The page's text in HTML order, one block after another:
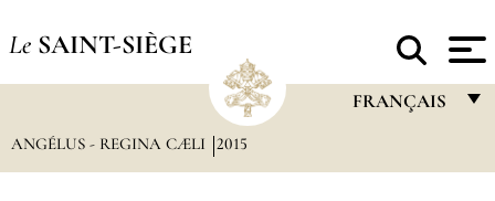
Le SAINT-SIÈGE
FRANÇAIS
ANGÉLUS - REGINA CÆLI 2015